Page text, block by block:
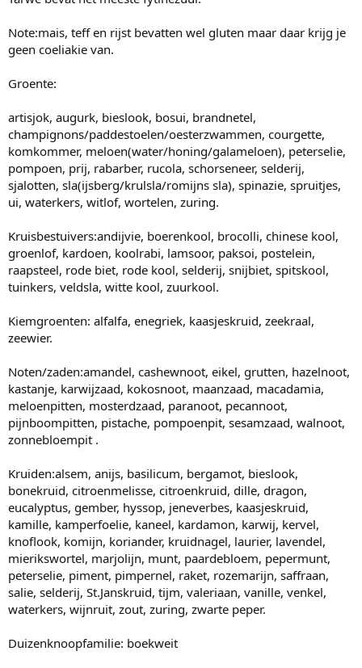
Note:mais, teff en rijst bevatten wel gluten maar daar krijg je
geen coeliakie van.
Groente:
artisjok, augurk, bieslook, bosui, brandnetel,
champignons/paddestoelen/oesterzwammen, courgette,
komkommer, meloen(water/honing/galameloen), peterselie,
pompoen, prij, rabarber, rucola, schorseneer, selderij,
sjalotten, sla(ijsberg/krulsla/romijns sla), spinazie, spruitjes,
ui, waterkers, witlof, wortelen, zuring.
Kruisbestuivers:andijvie, boerenkool, brocolli, chinese kool,
groenlof, kardoen, koolrabi, lamsoor, paksoi, postelein,
raapsteel, rode biet, rode kool, selderij, snijbiet, spitskool,
tuinkers, veldsla, witte kool, zuurkool.
Kiemgroenten: alfalfa, enegriek, kaasjeskruid, zeekraal,
zeewier.
Noten/zaden:amandel, cashewnoot, eikel, grutten, hazelnoot,
kastanje, karwijzaad, kokosnoot, maanzaad, macadamia,
meloenpitten, mosterdzaad, paranoot, pecannoot,
pijnboompitten, pistache, pompoenpit, sesamzaad, walnoot,
zonnebloempit .
Kruiden:alsem, anijs, basilicum, bergamot, bieslook,
bonekruid, citroenmelisse, citroenkruid, dille, dragon,
eucalyptus, gember, hyssop, jeneverbes, kaasjeskruid,
kamille, kamperfoelie, kaneel, kardamon, karwij, kervel,
knoflook, komijn, koriander, kruidnagel, laurier, lavendel,
mierikswortel, marjolijn, munt, paardebloem, pepermunt,
peterselie, piment, pimpernel, raket, rozemarijn, saffraan,
salie, selderij, St.Janskruid, tijm, valeriaan, vanille, venkel,
waterkers, wijnruit, zout, zuring, zwarte peper.
Duizenknoopfamilie: boekweit